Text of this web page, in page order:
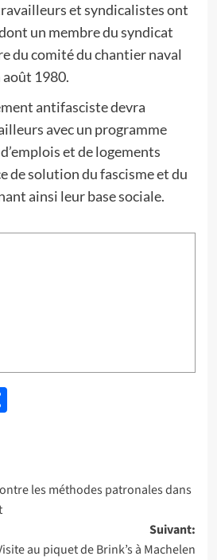
et syndicalistes ont
un membre du syndicat
du comité du chantier naval
août 1980.
antifasciste devra
avec un programme
et de logements
de solution du fascisme et du
ainsi leur base sociale.
Partager
les méthodes patronales dans
Suivant:
au piquet de Brink’s à Machelen